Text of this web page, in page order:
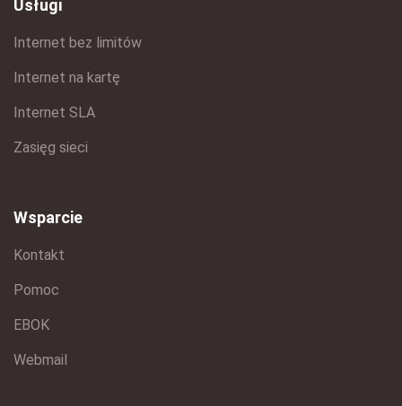
Usługi
Internet bez limitów
Internet na kartę
Internet SLA
Zasięg sieci
Wsparcie
Kontakt
Pomoc
EBOK
Webmail